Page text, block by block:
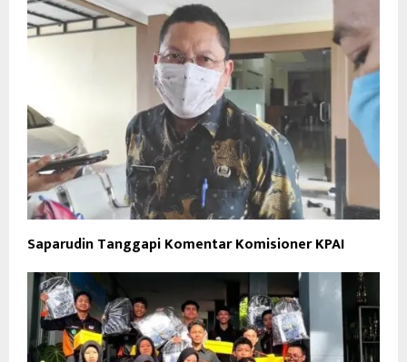
Saparudin Tanggapi Komentar Komisioner KPAI